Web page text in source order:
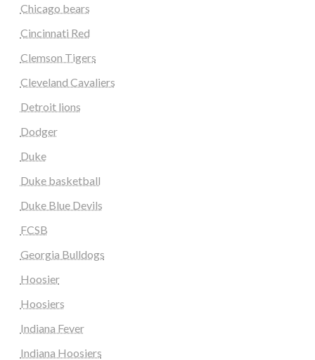
Chicago bears
Cincinnati Red
Clemson Tigers
Cleveland Cavaliers
Detroit lions
Dodger
Duke
Duke basketball
Duke Blue Devils
FCSB
Georgia Bulldogs
Hoosier
Hoosiers
Indiana Fever
Indiana Hoosiers